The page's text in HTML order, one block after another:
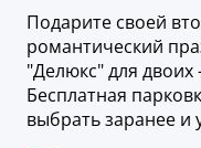
Подарите своей
романтический
"Делюкс" для двоих
Бесплатная
выбрать заранее и